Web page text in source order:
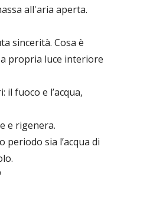
all'aria aperta.
sincerità. Cosa è
propria luce interiore
fuoco e l’acqua,
e rigenera.
sia l’acqua di